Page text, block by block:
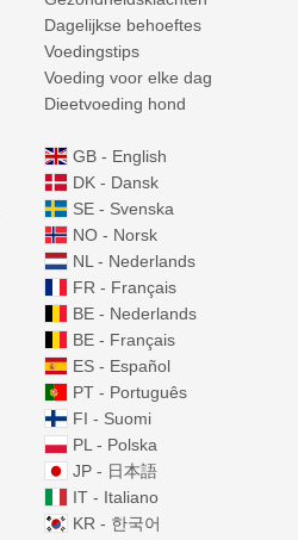
Dagelijkse behoeftes
Voedingstips
Voeding voor elke dag
Dieetvoeding hond
GB - English
DK - Dansk
SE - Svenska
NO - Norsk
NL - Nederlands
FR - Français
BE - Nederlands
BE - Français
ES - Español
PT - Português
FI - Suomi
PL - Polska
JP - 日本語
IT - Italiano
KR - 한국어